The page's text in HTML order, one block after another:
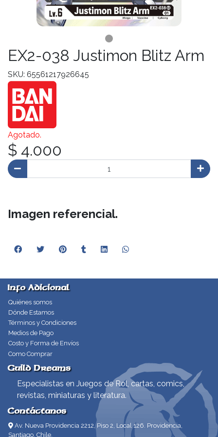
EX2-038 Justimon Blitz Arm
SKU: 65561217926645
Agotado.
$ 4.000
Imagen referencial.
Info Adicional
Quiénes somos
Dónde Estamos
Términos y Condiciones
Medios de Pago
Costo y Forma de Envíos
Como Comprar
Guild Dreams
Especialistas en Juegos de Rol, cartas, comics,
revistas, miniaturas y literatura.
Contáctanos
Av. Nueva Providencia 2212, Piso 2, Local 126. Providencia,
Santiago, Chile.